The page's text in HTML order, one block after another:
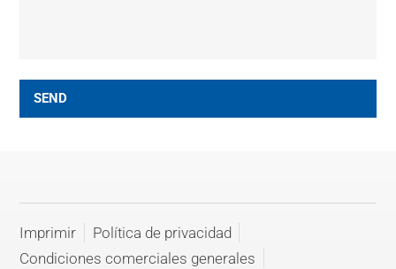
SEND
Imprimir
Política de privacidad
Condiciones comerciales generales